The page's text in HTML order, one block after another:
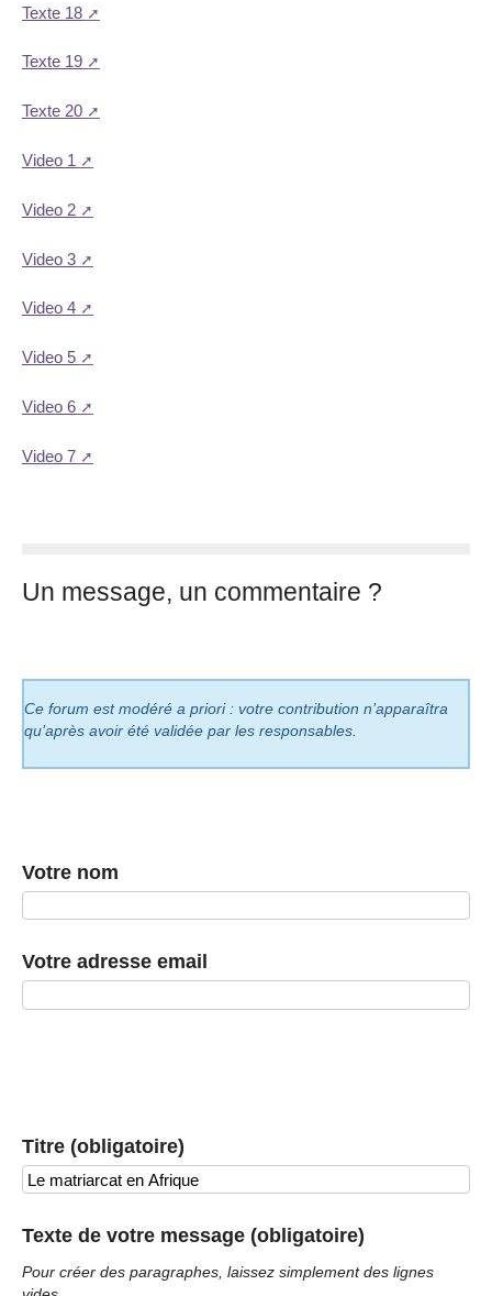
Texte 18
Texte 19
Texte 20
Video 1
Video 2
Video 3
Video 4
Video 5
Video 6
Video 7
Un message, un commentaire ?
Ce forum est modéré a priori : votre contribution n’apparaîtra
qu’après avoir été validée par les responsables.
Votre nom
Votre adresse email
Titre (obligatoire)
Texte de votre message (obligatoire)
Pour créer des paragraphes, laissez simplement des lignes